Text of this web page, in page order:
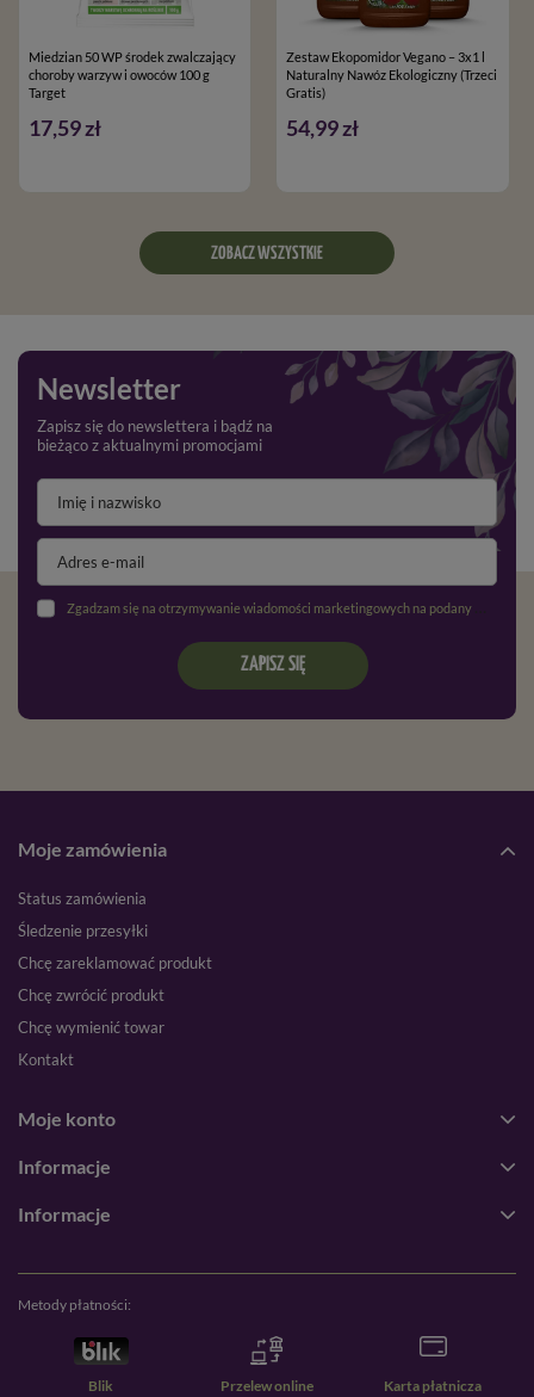
Miedzian 50 WP środek zwalczający
choroby warzyw i owoców 100 g
Target
17,59 zł
Zestaw Ekopomidor Vegano – 3x1 l
Naturalny Nawóz Ekologiczny (Trzeci
Gratis)
54,99 zł
ZOBACZ WSZYSTKIE
Newsletter
Zapisz się do newslettera i bądź na
bieżąco z aktualnymi promocjami
Zgadzam się na otrzymywanie wiadomości marketingowych na podany adres e-mail oraz przetwarzanie danych osobowych zgodnie z
ZAPISZ SIĘ
Moje zamówienia
Status zamówienia
Śledzenie przesyłki
Chcę zareklamować produkt
Chcę zwrócić produkt
Chcę wymienić towar
Kontakt
Moje konto
Informacje
Informacje
Metody płatności:
Blik Przelew online Karta płatnicza